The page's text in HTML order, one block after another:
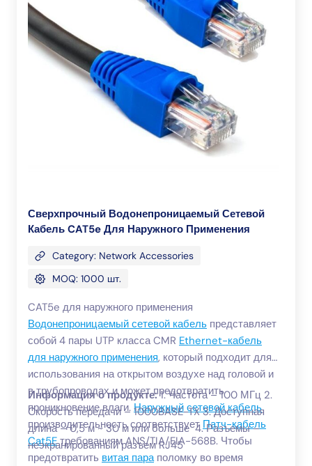
Сверхпрочный Водонепроницаемый Сетевой
Кабель CAT5e Для Наружного Применения
Category: Network Accessories
MOQ: 1000 шт.
CAT5e для наружного применения
Водонепроницаемый сетевой кабель представляет
собой 4 пары UTP класса CMR Ethernet-кабель
для наружного применения, который подходит для
использования на открытом воздухе над головой и
в трубопроводах и может предотвратить
проникновение влаги. Наружный сетевой кабель
производительность соответствует Патч-кабель
Cat5Eтребованиям ANS/TIA/EIA-568B. Чтобы
предотвратить витая параполомку во время
Информация о продукте:1. Частота – 100 МГц 2.
Скорость передачи – 1000BASE-TX 3. Доступная
длина – 0,5 м ~ 30 м или больше 4. Разъемы –
неэкранированный разъем RJ45